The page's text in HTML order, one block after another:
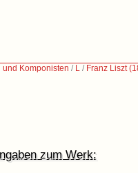
und Komponisten / L / Franz Liszt
zum Werk: